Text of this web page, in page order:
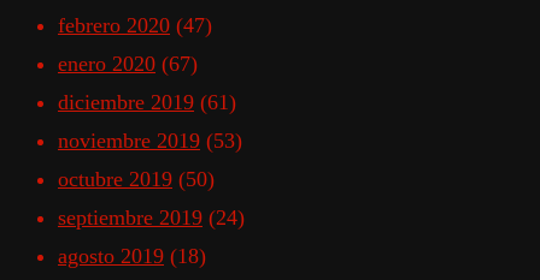
febrero 2020 (47)
enero 2020 (67)
diciembre 2019 (61)
noviembre 2019 (53)
octubre 2019 (50)
septiembre 2019 (24)
agosto 2019 (18)